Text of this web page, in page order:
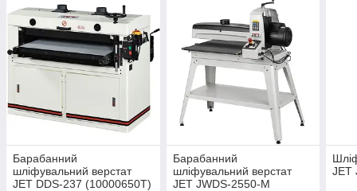
Барабанний
шліфувальний верстат
JET DDS-237 (10000650T)
Барабанний
шліфувальний верстат
JET JWDS-2550-M
JET